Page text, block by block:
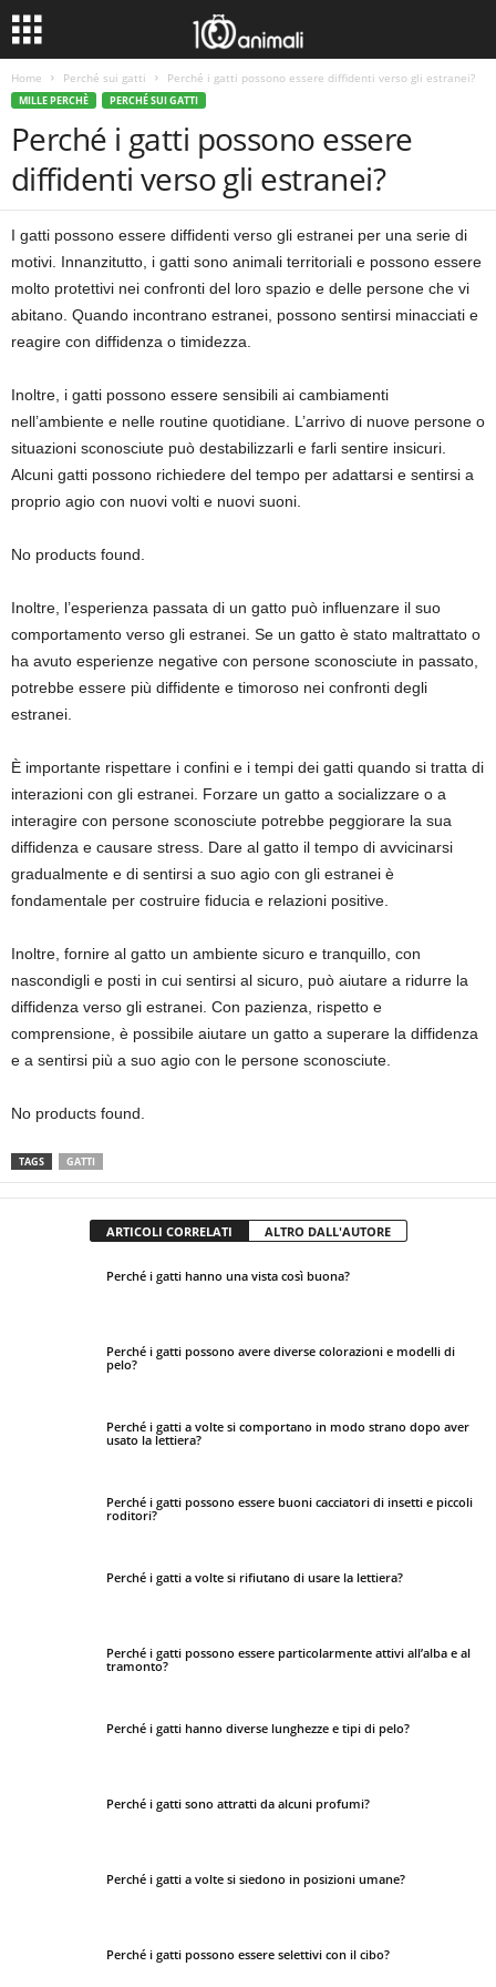
Home Perché sui gatti Perché i gatti possono essere diffidenti verso gli estranei?
MILLE PERCHÈ PERCHÉ SUI GATTI
Perché i gatti possono essere
diffidenti verso gli estranei?
I gatti possono essere diffidenti verso gli estranei per una serie di
motivi. Innanzitutto, i gatti sono animali territoriali e possono essere
molto protettivi nei confronti del loro spazio e delle persone che vi
abitano. Quando incontrano estranei, possono sentirsi minacciati e
reagire con diffidenza o timidezza.
Inoltre, i gatti possono essere sensibili ai cambiamenti
nell’ambiente e nelle routine quotidiane. L’arrivo di nuove persone o
situazioni sconosciute può destabilizzarli e farli sentire insicuri.
Alcuni gatti possono richiedere del tempo per adattarsi e sentirsi a
proprio agio con nuovi volti e nuovi suoni.
No products found.
Inoltre, l’esperienza passata di un gatto può influenzare il suo
comportamento verso gli estranei. Se un gatto è stato maltrattato o
ha avuto esperienze negative con persone sconosciute in passato,
potrebbe essere più diffidente e timoroso nei confronti degli
estranei.
È importante rispettare i confini e i tempi dei gatti quando si tratta di
interazioni con gli estranei. Forzare un gatto a socializzare o a
interagire con persone sconosciute potrebbe peggiorare la sua
diffidenza e causare stress. Dare al gatto il tempo di avvicinarsi
gradualmente e di sentirsi a suo agio con gli estranei è
fondamentale per costruire fiducia e relazioni positive.
Inoltre, fornire al gatto un ambiente sicuro e tranquillo, con
nascondigli e posti in cui sentirsi al sicuro, può aiutare a ridurre la
diffidenza verso gli estranei. Con pazienza, rispetto e
comprensione, è possibile aiutare un gatto a superare la diffidenza
e a sentirsi più a suo agio con le persone sconosciute.
No products found.
TAGS GATTI
ARTICOLI CORRELATI ALTRO DALL'AUTORE
Perché i gatti hanno una vista così buona?
Perché i gatti possono avere diverse colorazioni e modelli di
pelo?
Perché i gatti a volte si comportano in modo strano dopo aver
usato la lettiera?
Perché i gatti possono essere buoni cacciatori di insetti e piccoli
roditori?
Perché i gatti a volte si rifiutano di usare la lettiera?
Perché i gatti possono essere particolarmente attivi all’alba e al
tramonto?
Perché i gatti hanno diverse lunghezze e tipi di pelo?
Perché i gatti sono attratti da alcuni profumi?
Perché i gatti a volte si siedono in posizioni umane?
Perché i gatti possono essere selettivi con il cibo?